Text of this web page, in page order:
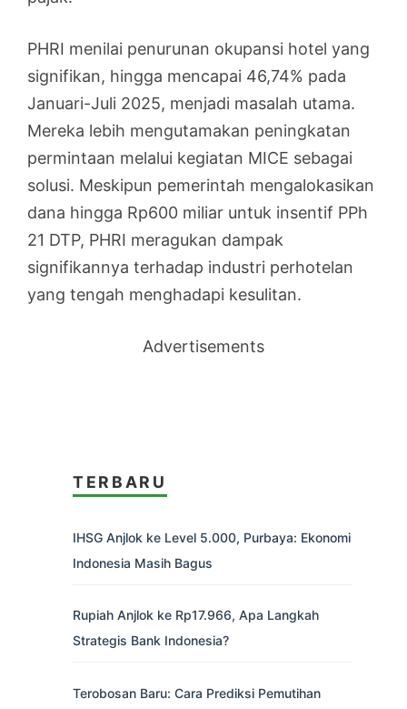
PHRI menilai penurunan okupansi hotel yang
signifikan, hingga mencapai 46,74% pada
Januari-Juli 2025, menjadi masalah utama.
Mereka lebih mengutamakan peningkatan
permintaan melalui kegiatan MICE sebagai
solusi. Meskipun pemerintah mengalokasikan
dana hingga Rp600 miliar untuk insentif PPh
21 DTP, PHRI meragukan dampak
signifikannya terhadap industri perhotelan
yang tengah menghadapi kesulitan.
Advertisements
TERBARU
IHSG Anjlok ke Level 5.000, Purbaya: Ekonomi
Indonesia Masih Bagus
Rupiah Anjlok ke Rp17.966, Apa Langkah
Strategis Bank Indonesia?
Terobosan Baru: Cara Prediksi Pemutihan